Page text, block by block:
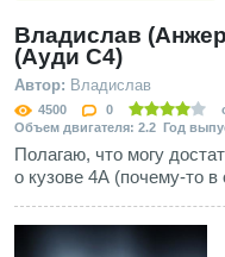
Владислав
(Ауди С4)
Автор: Владислав
4500 0
Объем двигателя: 2.2 Год
Полагаю, что могу
о кузове 4А (почему-то